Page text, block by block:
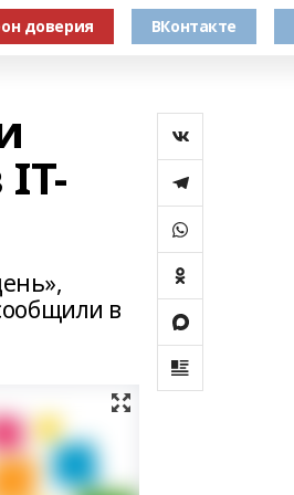
доверия ВКонтакте
в